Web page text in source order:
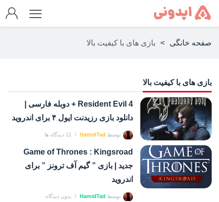
صفحه خانگی > بازی های با کیفیت بالا
بازی های با کیفیت بالا
Resident Evil 4 + دوبله فارسی |
دانلود بازی رزیدنت ایول ۴ برای اندروید
توسط HamidTad 11 دیدگاه ها
Game of Thrones : Kingsroad
جدید | بازی ” گیم آف ترونز ” برای
اندروید
توسط HamidTad بدون دیدگاه